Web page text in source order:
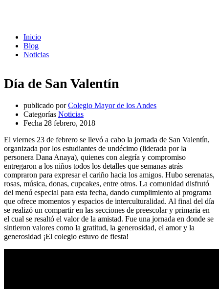
Inicio
Blog
Noticias
Día de San Valentín
publicado por Colegio Mayor de los Andes
Categorías Noticias
Fecha 28 febrero, 2018
El viernes 23 de febrero se llevó a cabo la jornada de San Valentín,
organizada por los estudiantes de undécimo (liderada por la
personera Dana Anaya), quienes con alegría y compromiso
entregaron a los niños todos los detalles que semanas atrás
compraron para expresar el cariño hacia los amigos. Hubo serenatas,
rosas, música, donas, cupcakes, entre otros. La comunidad disfrutó
del menú especial para esta fecha, dando cumplimiento al programa
que ofrece momentos y espacios de interculturalidad. Al final del día
se realizó un compartir en las secciones de preescolar y primaria en
el cual se resaltó el valor de la amistad. Fue una jornada en donde se
sintieron valores como la gratitud, la generosidad, el amor y la
generosidad ¡El colegio estuvo de fiesta!